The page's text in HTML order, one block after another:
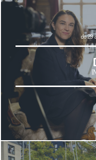
do 29